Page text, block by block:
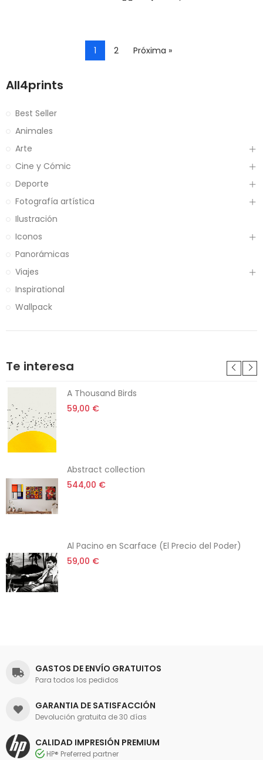
1 2 Próxima »
All4prints
Best Seller
Animales
Arte
Cine y Cómic
Deporte
Fotografía artística
Ilustración
Iconos
Panorámicas
Viajes
Inspirational
Wallpack
Te interesa
A Thousand Birds
59,00 €
Abstract collection
544,00 €
Al Pacino en Scarface (El Precio del Poder)
59,00 €
GASTOS DE ENVÍO GRATUITOS
Para todos los pedidos
GARANTIA DE SATISFACCIÓN
Devolución gratuita de 30 días
CALIDAD IMPRESIÓN PREMIUM
HP® Preferred partner